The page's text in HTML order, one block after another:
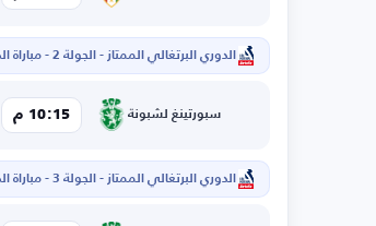
الدوري البرتغالي الممتاز - الجولة 2 - مباراة الذهاب
سبورتينغ لشبونة 10:15 م
الدوري البرتغالي الممتاز - الجولة 3 - مباراة الذهاب